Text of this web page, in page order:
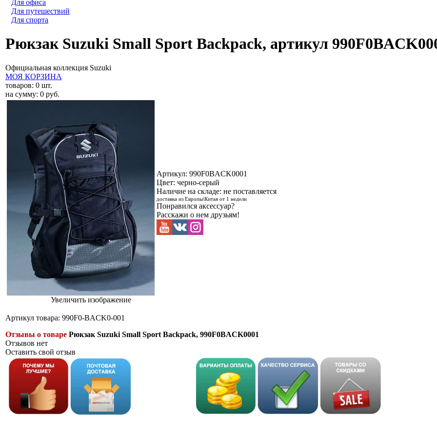
Для офиса
Для путешествий
Для спорта
Рюкзак Suzuki Small Sport Backpack, артикул
Официальная коллекция Suzuki
МОЯ КОРЗИНА
товаров: 0 шт.
на сумму: 0 руб.
Увеличить изображение
Артикул: 990F0BACK0001
Цвет: черно-серый
Наличие на складе: не поставляется
доставка из Европы\Китая от 1 недели
Понравился аксессуар?
Расскажи о нем друзьям!
Артикул товара: 990F0-BACK0-001
Отзывы о товаре Рюкзак Suzuki Small Sport Backpack, 990F0BACK0001
Отзывов нет
Оставить свой отзыв